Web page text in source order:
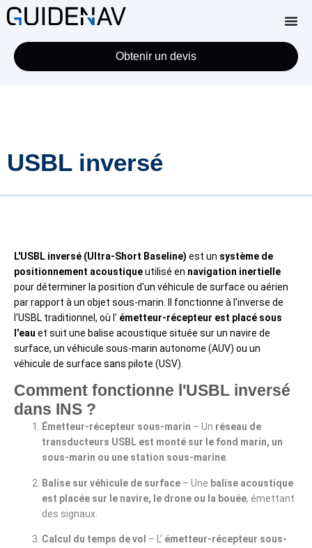
Obtenir un devis
USBL inversé
L'USBL inversé (Ultra-Short Baseline) est un système de
positionnement acoustiqueutilisé en navigation inertielle
pour déterminer la position d'un véhicule de surface ou aérien
par rapport à un objet sous-marin. Il fonctionne à l'inverse de
l'USBL traditionnel, où l' émetteur-récepteur est placé sous
l'eau et suit une balise acoustique située sur un navire de
surface, un véhicule sous-marin autonome (AUV) ou un
véhicule de surface sans pilote (USV).
Comment fonctionne l'USBL inversé
dans INS ?
Émetteur-récepteur sous-marin – Un réseau de
transducteurs USBL est monté sur le fond marin, un
sous-marin ou une station sous-marine.
Balise sur véhicule de surface – Une balise acoustique
est placée sur le navire, le drone ou la bouée, émettant
des signaux.
Calcul du temps de vol – L’ émetteur-récepteur sous-